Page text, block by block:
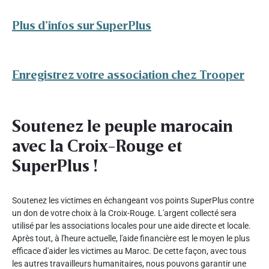
Plus d’infos sur SuperPlus
Enregistrez votre association chez Trooper
Soutenez le peuple marocain
avec la Croix-Rouge et
SuperPlus !
Soutenez les victimes en échangeant vos points SuperPlus contre
un don de votre choix à la Croix-Rouge. L'argent collecté sera
utilisé par les associations locales pour une aide directe et locale.
Après tout, à l'heure actuelle, l'aide financière est le moyen le plus
efficace d'aider les victimes au Maroc. De cette façon, avec tous
les autres travailleurs humanitaires, nous pouvons garantir une